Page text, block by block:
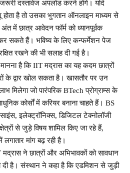
दस्तावेज अपलोड करने होंगे। यदि
है तो उसका भुगतान ऑनलाइन माध्यम से
में छात्र आवेदन फॉर्म को ध्यानपूर्वक
सकते हैं। भविष्य के लिए कन्फर्मेशन पेज
रखने की भी सलाह दी गई है।
मानना है कि IIT मद्रास का यह कदम छात्रों
के द्वार खोल सकता है। खासतौर पर उन
मिलेगा जो पारंपरिक BTech प्रोग्राम्स के
कोर्सों में करियर बनाना चाहते हैं। BS
साइंस, इलेक्ट्रॉनिक्स, डिजिटल टेक्नोलॉजी
से जुड़े विषय शामिल किए जा रहे हैं,
मांग बढ़ रही है।
ने छात्रों और अभिभावकों को सावधान
दी है। संस्थान ने कहा है कि एडमिशन से जुड़ी